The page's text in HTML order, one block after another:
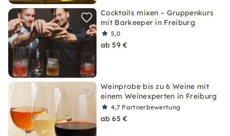
Cocktails mixen – Gruppenkurs
mit Barkeeper in Freiburg
5,0
ab 59 €
Weinprobe bis zu 6 Weine mit
einem Weinexperten in Freiburg
4,7 Partnerbewertung
ab 65 €